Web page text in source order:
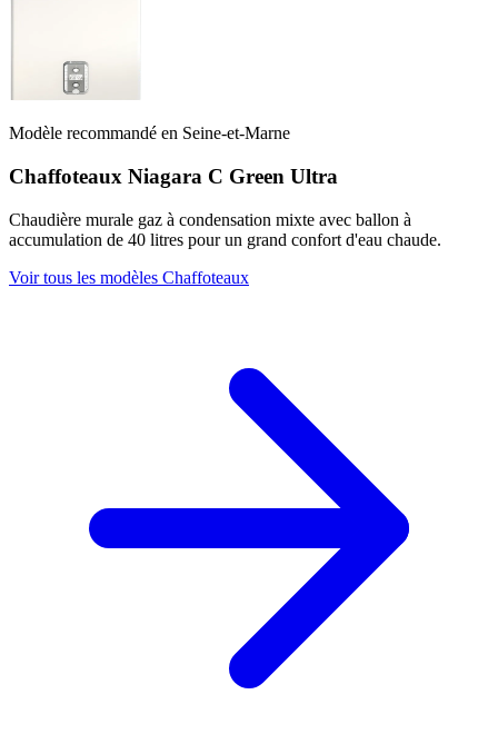
Modèle recommandé en Seine-et-Marne
Chaffoteaux Niagara C Green Ultra
Chaudière murale gaz à condensation mixte avec ballon à
accumulation de 40 litres pour un grand confort d'eau chaude.
Voir tous les modèles Chaffoteaux